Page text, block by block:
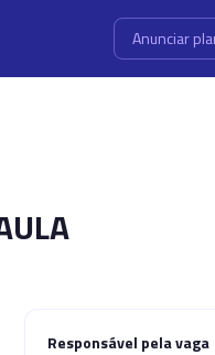
Anunciar
Responsável pela vaga